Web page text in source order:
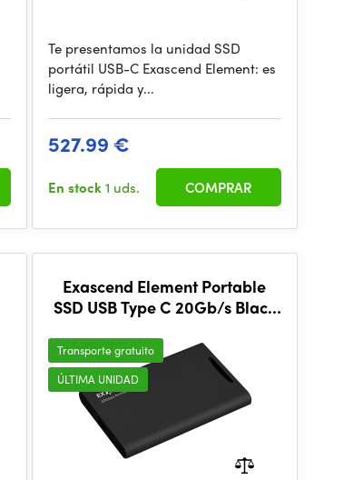
Te presentamos la unidad SSD
portátil USB-C Exascend Element: es
ligera, rápida y...
527.99 €
En stock1 uds. COMPRAR
Exascend Element Portable
SSD USB Type C 20Gb/s Black
Transporte gratuito
ÚLTIMA UNIDAD